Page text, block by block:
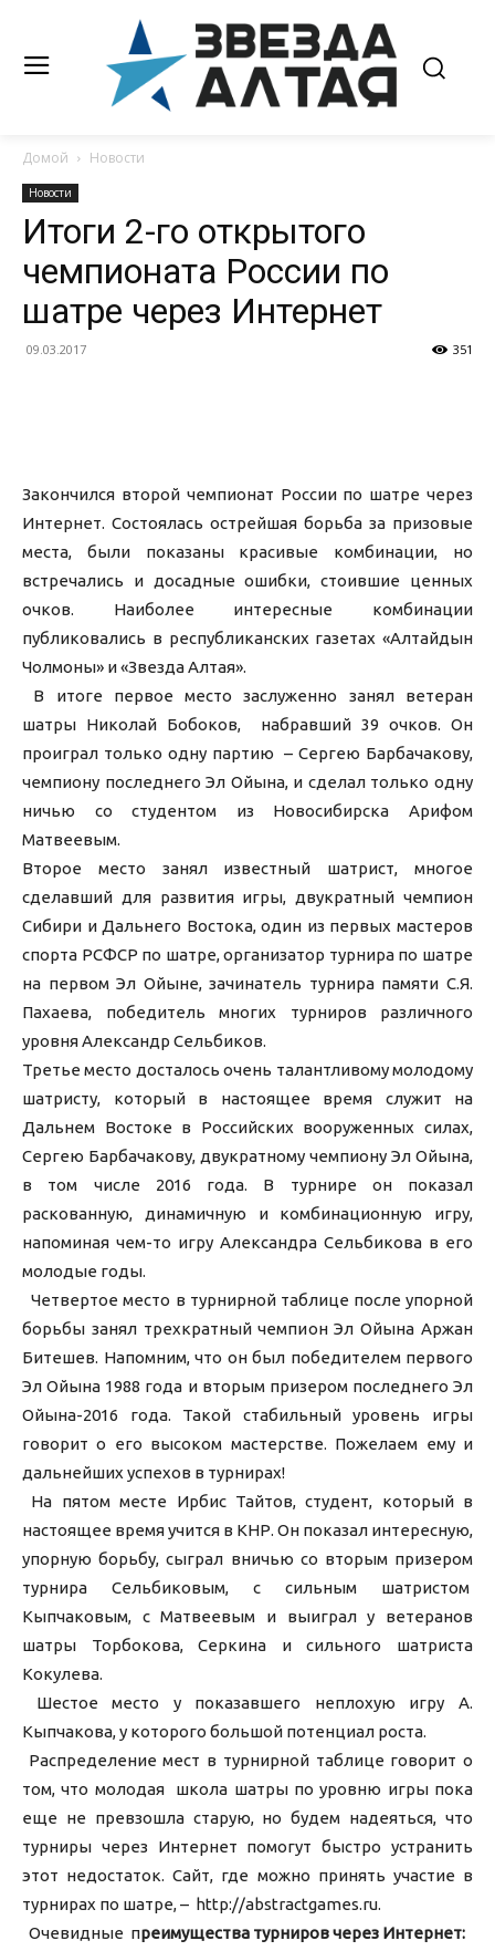
Домой Новости
Новости
Итоги 2-го открытого
чемпионата России по
шатре через Интернет
09.03.2017 351
Закончился второй чемпионат России по шатре через
Интернет. Состоялась острейшая борьба за призовые
места, были показаны красивые комбинации, но
встречались и досадные ошибки, стоившие ценных
очков. Наиболее интересные комбинации
публиковались в республиканских газетах «Алтайдын
Чолмоны» и «Звезда Алтая».
В итоге первое место заслуженно занял ветеран
шатры Николай Бобоков, набравший 39 очков. Он
проиграл только одну партию – Сергею Барбачакову,
чемпиону последнего Эл Ойына, и сделал только одну
ничью со студентом из Новосибирска Арифом
Матвеевым.
Второе место занял известный шатрист, многое
сделавший для развития игры, двукратный чемпион
Сибири и Дальнего Востока, один из первых мастеров
спорта РСФСР по шатре, организатор турнира по шатре
на первом Эл Ойыне, зачинатель турнира памяти С.Я.
Пахаева, победитель многих турниров различного
уровня Александр Сельбиков.
Третье место досталось очень талантливому молодому
шатристу, который в настоящее время служит на
Дальнем Востоке в Российских вооруженных силах,
Сергею Барбачакову, двукратному чемпиону Эл Ойына,
в том числе 2016 года. В турнире он показал
раскованную, динамичную и комбинационную игру,
напоминая чем-то игру Александра Сельбикова в его
молодые годы.
Четвертое место в турнирной таблице после упорной
борьбы занял трехкратный чемпион Эл Ойына Аржан
Битешев. Напомним, что он был победителем первого
Эл Ойына 1988 года и вторым призером последнего Эл
Ойына-2016 года. Такой стабильный уровень игры
говорит о его высоком мастерстве. Пожелаем ему и
дальнейших успехов в турнирах!
На пятом месте Ирбис Тайтов, студент, который в
настоящее время учится в КНР. Он показал интересную,
упорную борьбу, сыграл вничью со вторым призером
турнира Сельбиковым, с сильным шатристом
Кыпчаковым, с Матвеевым и выиграл у ветеранов
шатры Торбокова, Серкина и сильного шатриста
Кокулева.
Шестое место у показавшего неплохую игру А.
Кыпчакова, у которого большой потенциал роста.
Распределение мест в турнирной таблице говорит о
том, что молодая школа шатры по уровню игры пока
еще не превзошла старую, но будем надеяться, что
турниры через Интернет помогут быстро устранить
этот недостаток. Сайт, где можно принять участие в
турнирах по шатре, – http://abstractgames.ru.
Очевидные преимущества турниров через Интернет: